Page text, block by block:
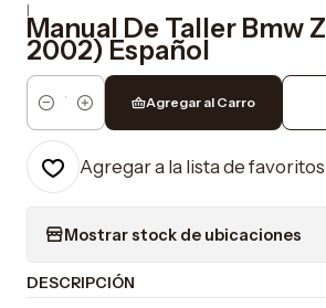
|
Manual De Taller Bmw
2002) Español
Cantidad
Agregar al Carro
Agregar a la lista de favoritos
Mostrar stock de ubicaciones
DESCRIPCIÓN